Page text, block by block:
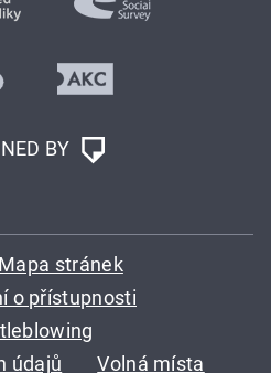
BY
Mapa stránek
o přístupnosti
údajů
Volná místa